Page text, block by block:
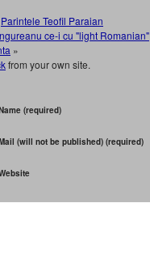
Parintele Teofil Paraian
ce-i cu "light Romanian"
»
from your own site.
(required)
(will not be published) (required)